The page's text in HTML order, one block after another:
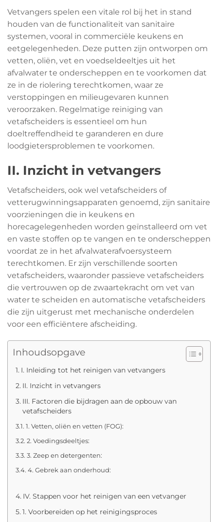
Vetvangers spelen een vitale rol bij het in stand
houden van de functionaliteit van sanitaire
systemen, vooral in commerciële keukens en
eetgelegenheden. Deze putten zijn ontworpen om
vetten, oliën, vet en voedseldeeltjes uit het
afvalwater te onderscheppen en te voorkomen dat
ze in de riolering terechtkomen, waar ze
verstoppingen en milieugevaren kunnen
veroorzaken. Regelmatige reiniging van
vetafscheiders is essentieel om hun
doeltreffendheid te garanderen en dure
loodgietersproblemen te voorkomen.
II. Inzicht in vetvangers
Vetafscheiders, ook wel vetafscheiders of
vetterugwinningsapparaten genoemd, zijn sanitaire
voorzieningen die in keukens en
horecagelegenheden worden geïnstalleerd om vet
en vaste stoffen op te vangen en te onderscheppen
voordat ze in het afvalwaterafvoersysteem
terechtkomen. Er zijn verschillende soorten
vetafscheiders, waaronder passieve vetafscheiders
die vertrouwen op de zwaartekracht om vet van
water te scheiden en automatische vetafscheiders
die zijn uitgerust met mechanische onderdelen
voor een efficiëntere afscheiding.
Inhoudsopgave
I. Inleiding tot het reinigen van vetvangers
II. Inzicht in vetvangers
III. Factoren die bijdragen aan de opbouw van
vetafscheiders
1. Vetten, oliën en vetten (FOG):
2. Voedingsdeeltjes:
3. Zeep en detergenten:
4. Gebrek aan onderhoud:
IV. Stappen voor het reinigen van een vetvanger
1. Voorbereiden op het reinigingsproces